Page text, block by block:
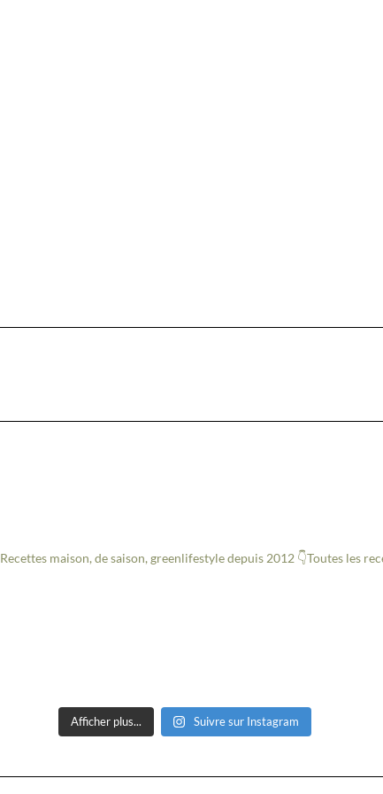
Recettes maison, de saison, greenlifestyle depuis 2012 👇Toutes les
Afficher plus... Suivre sur Instagram